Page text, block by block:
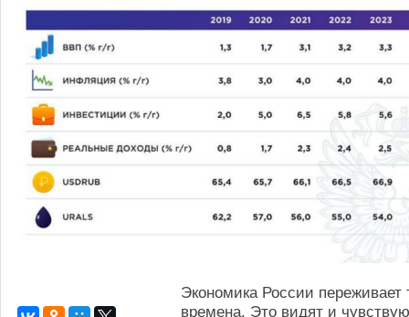
Экономика России переживает
времена. Это видят и